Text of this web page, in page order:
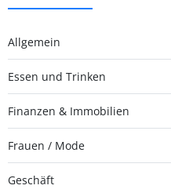
Allgemein
Essen und Trinken
Finanzen & Immobilien
Frauen / Mode
Geschäft